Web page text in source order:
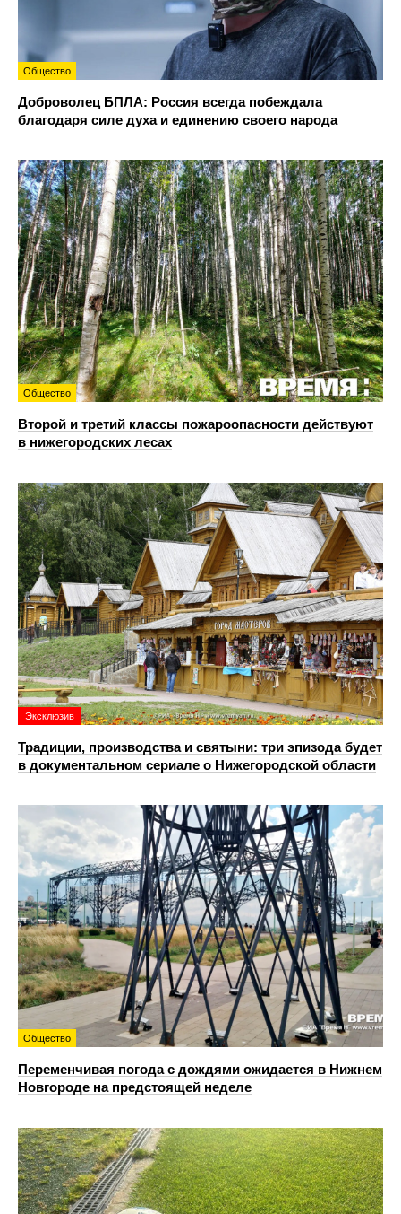
Общество
Доброволец БПЛА: Россия всегда побеждала
благодаря силе духа и единению своего народа
Общество
Второй и третий классы пожароопасности действуют
в нижегородских лесах
Эксклюзив
Традиции, производства и святыни: три эпизода будет
в документальном сериале о Нижегородской области
Общество
Переменчивая погода с дождями ожидается в Нижнем
Новгороде на предстоящей неделе